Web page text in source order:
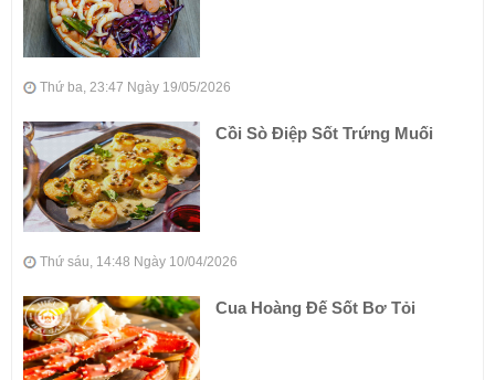
Thứ ba, 23:47 Ngày 19/05/2026
Cồi Sò Điệp Sốt Trứng Muối
Thứ sáu, 14:48 Ngày 10/04/2026
Cua Hoàng Đế Sốt Bơ Tỏi